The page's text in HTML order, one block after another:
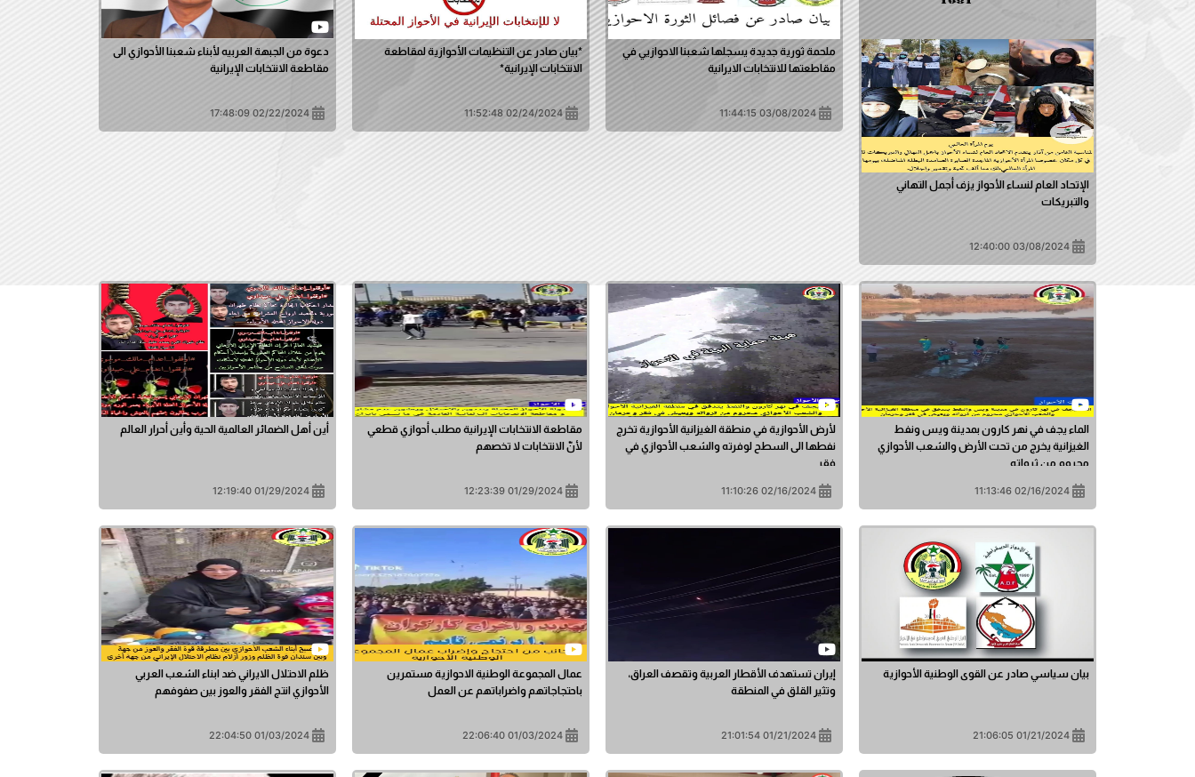
الإتحاد العام لنساء الأحواز يزف أجمل التهاني
والتبريكات
03/08/2024 12:40:00
ملحمة ثورية جديدة يسجلها شعبنا الاحوازيي في
مقاطعتها للانتخابات الايرانية
03/08/2024 11:44:15
*بيان صادر عن التنظيمات الأحوازية لمقاطعة
الانتخابات الإيرانية*
02/24/2024 11:52:48
دعوة من الجبهة العربيه لأبناء شعبنا الأحوازي الى
مقاطعة الانتخابات الإيرانية
02/22/2024 17:48:09
الماء يجف في نهر كارون بمدينة ويس ونفط
الغيزانية يخرج من تحت الأرض والشعب الأحوازي
محروم من ثرواته
02/16/2024 11:13:46
لأرض الأحوازية في منطقة الغيزانية الأحوازية تخرج
نفطها الى السطح لوفرته والشعب الأحوازي في
فقر
02/16/2024 11:10:26
مقاطعة الانتخابات الإيرانية مطلب أحوازي قطعي
لأنّ الانتخابات لا تخصهم
01/29/2024 12:23:39
أين أهل الضمائر العالمية الحية وأين أحرار العالم
01/29/2024 12:19:40
بيان سياسي صادر عن القوى الوطنية الأحوازية
01/21/2024 21:06:05
إيران تستهدف الأقطار العربية وتقصف العراق،
وتثير القلق في المنطقة
01/21/2024 21:01:54
عمال المجموعة الوطنية الاحوازية مستمرين
باحتجاجاتهم واضراباتهم عن العمل
01/03/2024 22:06:40
ظلم الاحتلال الايراني ضد ابناء الشعب العربي
الأحوازي انتج الفقر والعوز بين صفوفهم
01/03/2024 22:04:50